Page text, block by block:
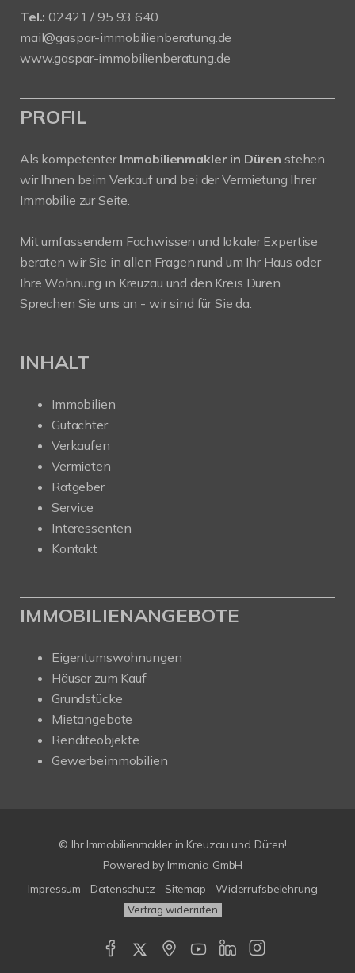
Tel.: 02421 / 95 93 640
mail@gaspar-immobilienberatung.de
www.gaspar-immobilienberatung.de
PROFIL
Als kompetenter Immobilienmakler in Düren stehen
wir Ihnen beim Verkauf und bei der Vermietung Ihrer
Immobilie zur Seite.
Mit umfassendem Fachwissen und lokaler Expertise
beraten wir Sie in allen Fragen rund um Ihr Haus oder
Ihre Wohnung in Kreuzau und den Kreis Düren.
Sprechen Sie uns an - wir sind für Sie da.
INHALT
Immobilien
Gutachter
Verkaufen
Vermieten
Ratgeber
Service
Interessenten
Kontakt
IMMOBILIENANGEBOTE
Eigentumswohnungen
Häuser zum Kauf
Grundstücke
Mietangebote
Renditeobjekte
Gewerbeimmobilien
© Ihr Immobilienmakler in Kreuzau und Düren!
Powered by Immonia GmbH
Impressum
Datenschutz Sitemap Widerrufsbelehrung
Vertrag widerrufen